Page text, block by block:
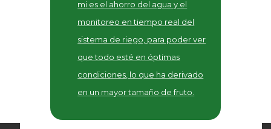
mi es el ahorro del agua y el
monitoreo en tiempo real del
sistema de riego, para poder ver
que todo esté en óptimas
condiciones, lo que ha derivado
en un mayor tamaño de fruto.